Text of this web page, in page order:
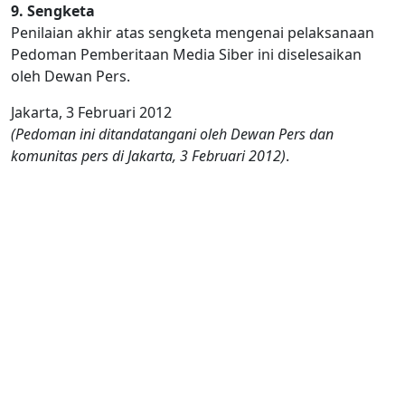
9. Sengketa
Penilaian akhir atas sengketa mengenai pelaksanaan
Pedoman Pemberitaan Media Siber ini diselesaikan
oleh Dewan Pers.
Jakarta, 3 Februari 2012
(Pedoman ini ditandatangani oleh Dewan Pers dan
komunitas pers di Jakarta, 3 Februari 2012).